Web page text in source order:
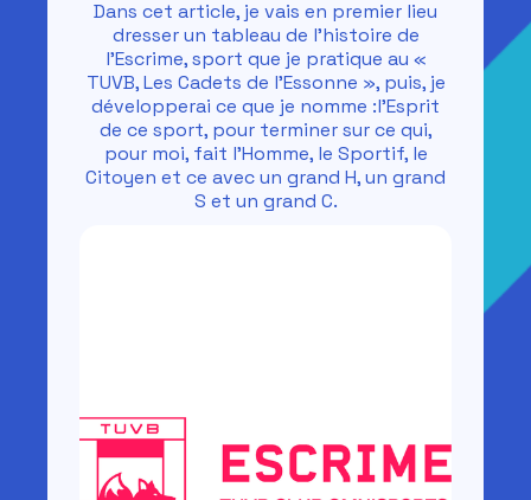
Dans cet article, je vais en premier lieu
dresser un tableau de l’histoire de
l’Escrime, sport que je pratique au «
TUVB, Les Cadets de l’Essonne », puis, je
développerai ce que je nomme :l’Esprit
de ce sport, pour terminer sur ce qui,
pour moi, fait l’Homme, le Sportif, le
Citoyen et ce avec un grand H, un grand
S et un grand C.